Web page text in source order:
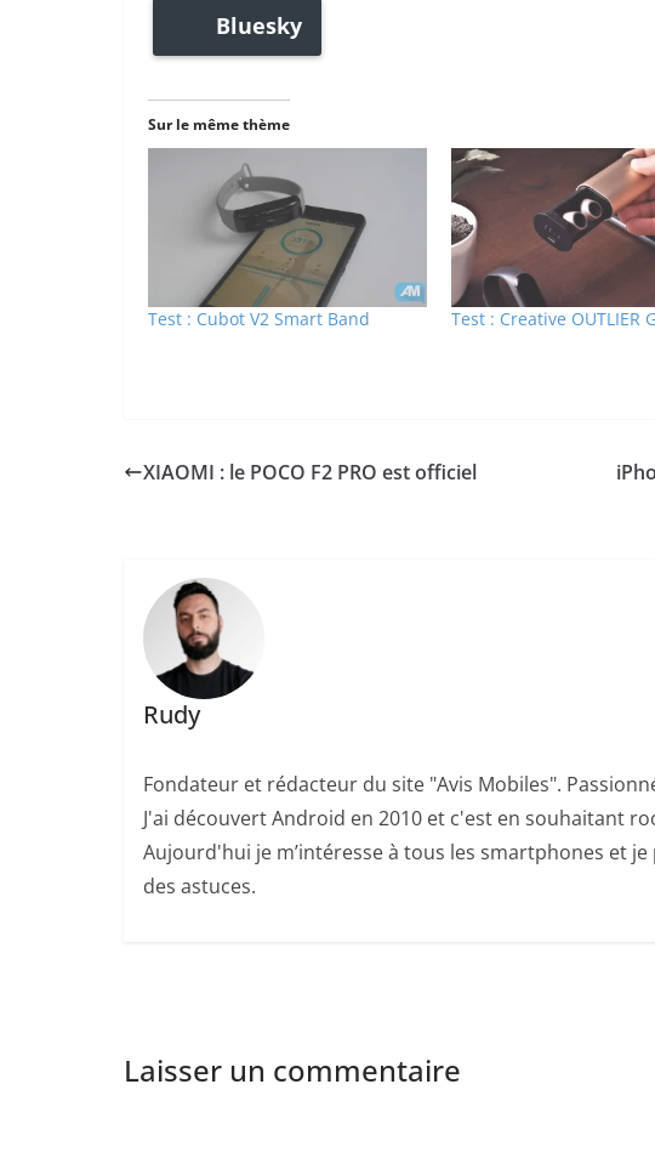
Bluesky
Sur le même thème
Test : Cubot V2 Smart Band Test : Creative OUTLIER
XIAOMI : le POCO F2 PRO est officiel
Rudy
Fondateur et rédacteur du site "Avis Mobiles".
J'ai découvert Android en 2010 et c'est en souhaitant
Aujourd'hui je m’intéresse à tous les smartphones et
des astuces.
Laisser un commentaire